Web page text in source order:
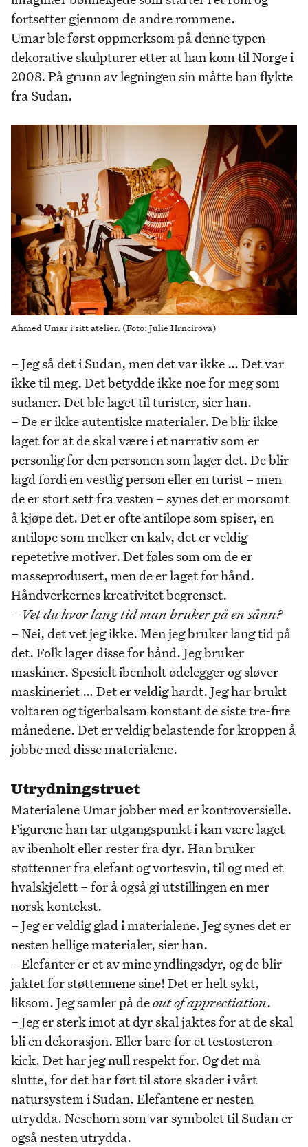
fortsetter gjennom de andre rommene.
Umar ble først oppmerksom på denne typen
dekorative skulpturer etter at han kom til Norge i
2008. På grunn av legningen sin måtte han flykte
fra Sudan.
Ahmed Umar i sitt atelier. (Foto: Julie Hrncirova)
– Jeg så det i Sudan, men det var ikke … Det var
ikke til meg. Det betydde ikke noe for meg som
sudaner. Det ble laget til turister, sier han.
– De er ikke autentiske materialer. De blir ikke
laget for at de skal være i et narrativ som er
personlig for den personen som lager det. De blir
lagd fordi en vestlig person eller en turist – men
de er stort sett fra vesten – synes det er morsomt
å kjøpe det. Det er ofte antilope som spiser, en
antilope som melker en kalv, det er veldig
repetetive motiver. Det føles som om de er
masseprodusert, men de er laget for hånd.
Håndverkernes kreativitet begrenset.
– Vet du hvor lang tid man bruker på en sånn?
– Nei, det vet jeg ikke. Men jeg bruker lang tid på
det. Folk lager disse for hånd. Jeg bruker
maskiner. Spesielt ibenholt ødelegger og sløver
maskineriet … Det er veldig hardt. Jeg har brukt
voltaren og tigerbalsam konstant de siste tre-fire
månedene. Det er veldig belastende for kroppen å
jobbe med disse materialene.
Utrydningstruet
Materialene Umar jobber med er kontroversielle.
Figurene han tar utgangspunkt i kan være laget
av ibenholt eller rester fra dyr. Han bruker
støttenner fra elefant og vortesvin, til og med et
hvalskjelett – for å også gi utstillingen en mer
norsk kontekst.
– Jeg er veldig glad i materialene. Jeg synes det er
nesten hellige materialer, sier han.
– Elefanter er et av mine yndlingsdyr, og de blir
jaktet for støttennene sine! Det er helt sykt,
liksom. Jeg samler på deout of apprectiation.
– Jeg er sterk imot at dyr skal jaktes for at de skal
bli en dekorasjon. Eller bare for et testosteron-
kick. Det har jeg null respekt for. Og det må
slutte, for det har ført til store skader i vårt
natursystem i Sudan. Elefantene er nesten
utrydda. Nesehorn som var symbolet til Sudan er
også nesten utrydda.